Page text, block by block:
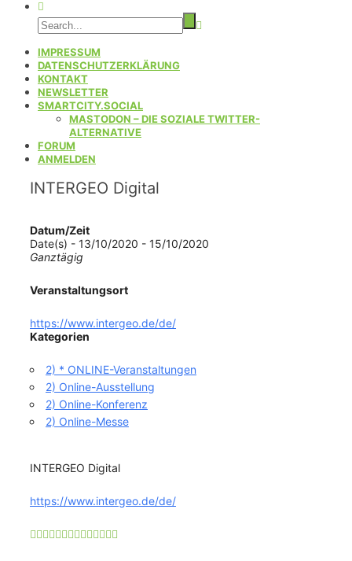
IMPRESSUM
DATENSCHUTZERKLÄRUNG
KONTAKT
NEWSLETTER
SMARTCITY.SOCIAL
MASTODON – DIE SOZIALE TWITTER-
ALTERNATIVE
FORUM
ANMELDEN
INTERGEO Digital
Datum/Zeit
Date(s) - 13/10/2020 - 15/10/2020
Ganztägig
Veranstaltungsort
https://www.intergeo.de/de/
Kategorien
2) * ONLINE-Veranstaltungen
2) Online-Ausstellung
2) Online-Konferenz
2) Online-Messe
INTERGEO Digital
https://www.intergeo.de/de/